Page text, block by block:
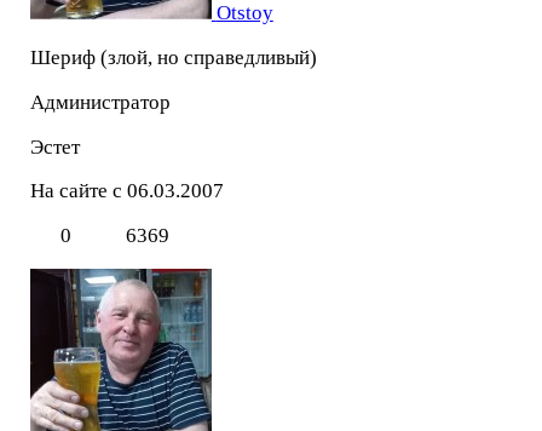
Otstoy
Шериф (злой, но справедливый)
Администратор
Эстет
На сайте с 06.03.2007
0
6369